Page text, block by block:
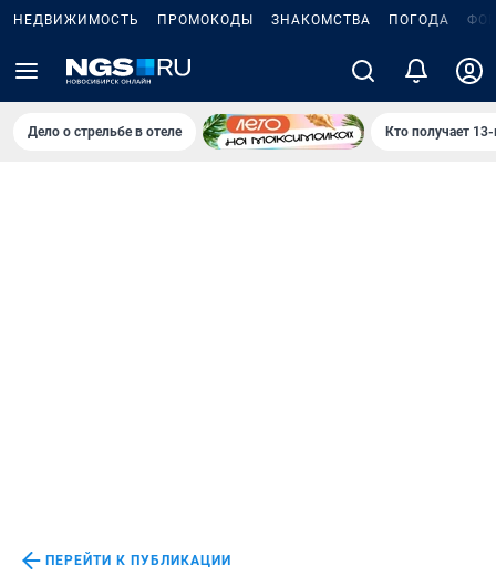
НЕДВИЖИМОСТЬ ПРОМОКОДЫ ЗНАКОМСТВА ПОГОДА
Дело о стрельбе в отеле Кто получает
ПЕРЕЙТИ К ПУБЛИКАЦИИ